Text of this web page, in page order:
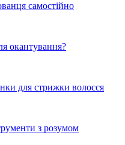
самостійно
окантування?
для стрижки волосся
з розумом